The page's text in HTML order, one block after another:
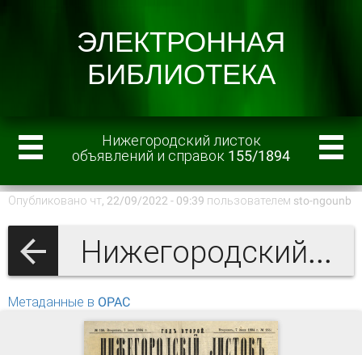
Нижегородский листок
объявлений и справок 155/1894
Опубликовано чт, 22/09/2022 - 09:39 пользователем sto-ngounb
Нижегородский листок объявлений и справок 1894 г.
Метаданные в OPAC